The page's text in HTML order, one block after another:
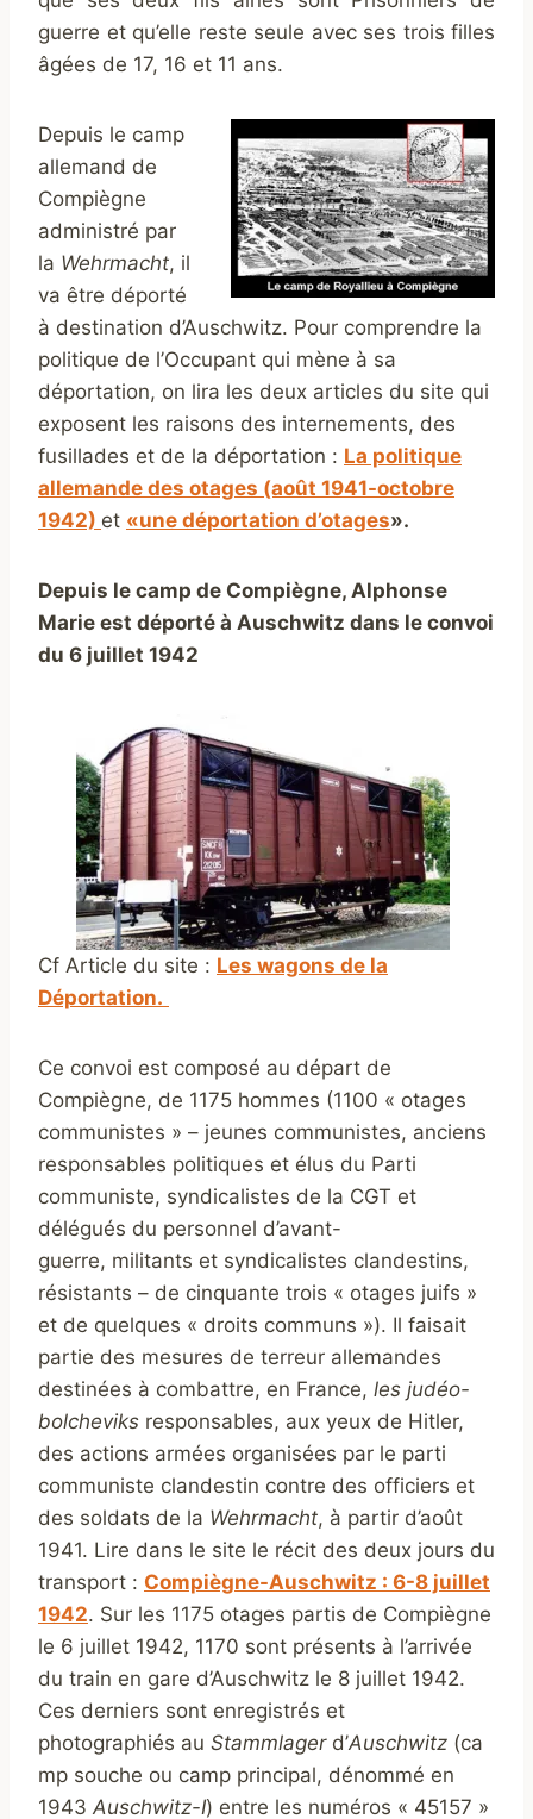
guerre et qu’elle reste seule avec ses trois filles
âgées de 17, 16 et 11 ans.
Depuis le camp
allemand de
Compiègne
administré par
la Wehrmacht, il
va être déporté
à destination d’Auschwitz. Pour comprendre la
politique de l’Occupant qui mène à sa
déportation, on lira les deux articles du site qui
exposent les raisons des internements, des
fusillades et de la déportation : La politique
allemande des otages (août 1941-octobre
1942) et «une déportation d’otages».
Depuis le camp de Compiègne, Alphonse
Marie est déporté à Auschwitz dans le convoi
du 6 juillet 1942
Cf Article du site : Les wagons de la
Déportation.
Ce convoi est composé au départ de
Compiègne, de 1175 hommes (1100 « otages
communistes » – jeunes communistes, anciens
responsables politiques et élus du Parti
communiste, syndicalistes de la CGT et
délégués du personnel d’avant-
guerre, militants et syndicalistes clandestins,
résistants – de cinquante trois « otages juifs »
et de quelques « droits communs »). Il faisait
partie des mesures de terreur allemandes
destinées à combattre, en France, les judéo-
bolcheviks responsables, aux yeux de Hitler,
des actions armées organisées par le parti
communiste clandestin contre des officiers et
des soldats de la Wehrmacht, à partir d’août
1941. Lire dans le site le récit des deux jours du
transport : Compiègne-Auschwitz : 6-8 juillet
1942. Sur les 1175 otages partis de Compiègne
le 6 juillet 1942, 1170 sont présents à l’arrivée
du train en gare d’Auschwitz le 8 juillet 1942.
Ces derniers sont enregistrés et
photographiés au Stammlagerd’Auschwitz (ca
mp souche ou camp principal, dénommé en
1943 Auschwitz-I) entre les numéros « 45157 »